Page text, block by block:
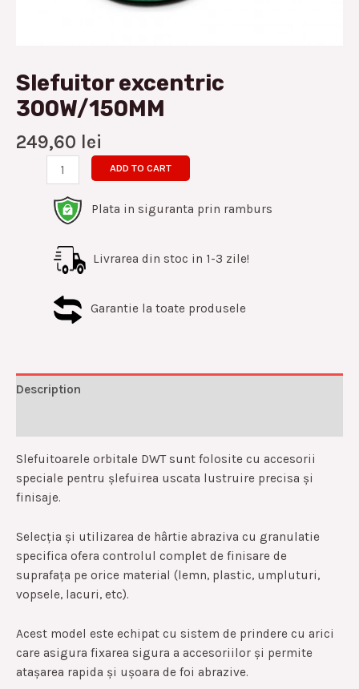
Slefuitor excentric
300W/150MM
249,60 lei
ADD TO CART
Plata in siguranta prin ramburs
Livrarea din stoc in 1-3 zile!
Garantie la toate produsele
Description
Slefuitoarele orbitale DWT sunt folosite cu accesorii
speciale pentru șlefuirea uscata lustruire precisa și
finisaje.
Selecția și utilizarea de hârtie abraziva cu granulatie
specifica ofera controlul complet de finisare de
suprafața pe orice material (lemn, plastic, umpluturi,
vopsele, lacuri, etc).
Acest model este echipat cu sistem de prindere cu arici
care asigura fixarea sigura a accesoriilor și permite
atașarea rapida și ușoara de foi abrazive.